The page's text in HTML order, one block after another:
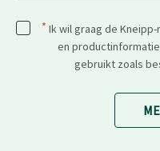
* Ik wil graag de
en
gebruikt zoals